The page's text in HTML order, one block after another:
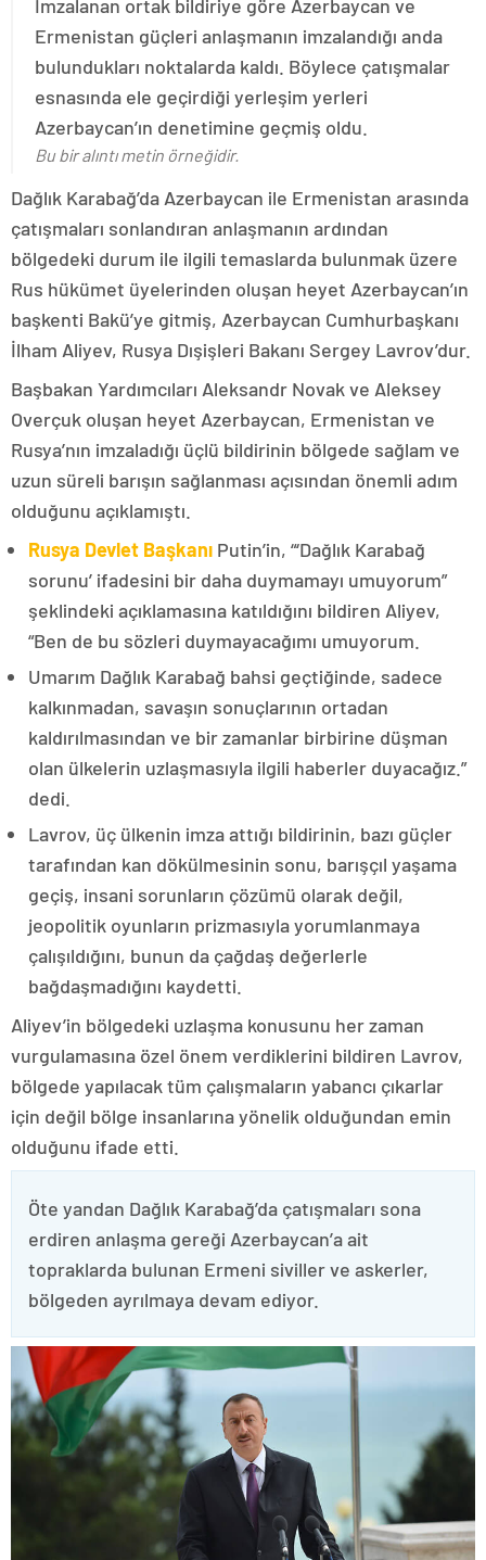
İmzalanan ortak bildiriye göre Azerbaycan ve
Ermenistan güçleri anlaşmanın imzalandığı anda
bulundukları noktalarda kaldı. Böylece çatışmalar
esnasında ele geçirdiği yerleşim yerleri
Azerbaycan’ın denetimine geçmiş oldu.
Bu bir alıntı metin örneğidir.
Dağlık Karabağ’da Azerbaycan ile Ermenistan arasında
çatışmaları sonlandıran anlaşmanın ardından
bölgedeki durum ile ilgili temaslarda bulunmak üzere
Rus hükümet üyelerinden oluşan heyet Azerbaycan’ın
başkenti Bakü’ye gitmiş, Azerbaycan Cumhurbaşkanı
İlham Aliyev, Rusya Dışişleri Bakanı Sergey Lavrov’dur.
Başbakan Yardımcıları Aleksandr Novak ve Aleksey
Overçuk oluşan heyet Azerbaycan, Ermenistan ve
Rusya’nın imzaladığı üçlü bildirinin bölgede sağlam ve
uzun süreli barışın sağlanması açısından önemli adım
olduğunu açıklamıştı.
Rusya Devlet Başkanı Putin’in, “‘Dağlık Karabağ
sorunu’ ifadesini bir daha duymamayı umuyorum”
şeklindeki açıklamasına katıldığını bildiren Aliyev,
“Ben de bu sözleri duymayacağımı umuyorum.
Umarım Dağlık Karabağ bahsi geçtiğinde, sadece
kalkınmadan, savaşın sonuçlarının ortadan
kaldırılmasından ve bir zamanlar birbirine düşman
olan ülkelerin uzlaşmasıyla ilgili haberler duyacağız.”
dedi.
Lavrov, üç ülkenin imza attığı bildirinin, bazı güçler
tarafından kan dökülmesinin sonu, barışçıl yaşama
geçiş, insani sorunların çözümü olarak değil,
jeopolitik oyunların prizmasıyla yorumlanmaya
çalışıldığını, bunun da çağdaş değerlerle
bağdaşmadığını kaydetti.
Aliyev’in bölgedeki uzlaşma konusunu her zaman
vurgulamasına özel önem verdiklerini bildiren Lavrov,
bölgede yapılacak tüm çalışmaların yabancı çıkarlar
için değil bölge insanlarına yönelik olduğundan emin
olduğunu ifade etti.
Öte yandan Dağlık Karabağ’da çatışmaları sona
erdiren anlaşma gereği Azerbaycan’a ait
topraklarda bulunan Ermeni siviller ve askerler,
bölgeden ayrılmaya devam ediyor.